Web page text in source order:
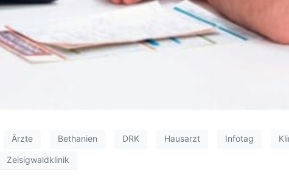
Ärzte Bethanien DRK Hausarzt Infotag
Zeisigwaldklinik